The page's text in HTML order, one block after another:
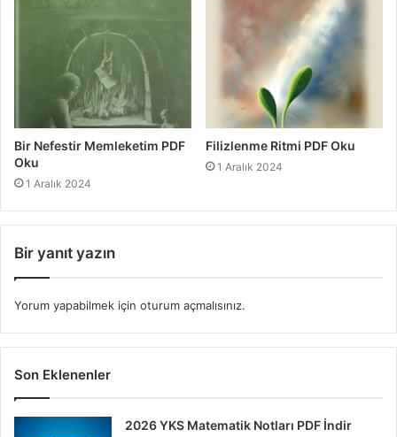
Bir Nefestir Memleketim PDF
Oku
1 Aralık 2024
Filizlenme Ritmi PDF Oku
1 Aralık 2024
Bir yanıt yazın
Yorum yapabilmek için oturum açmalısınız.
Son Eklenenler
2026 YKS Matematik Notları PDF İndir